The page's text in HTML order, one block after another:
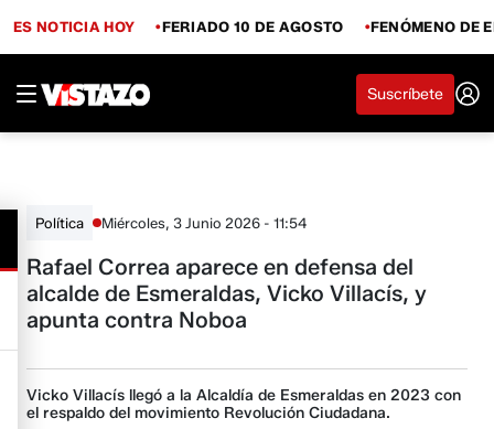
ES NOTICIA HOY FERIADO 10 DE AGOSTO FENÓMENO DE
Suscríbete
Política Miércoles, 3 Junio 2026 - 11:54
Rafael Correa aparece en defensa del
alcalde de Esmeraldas, Vicko Villacís, y
apunta contra Noboa
Vicko Villacís llegó a la Alcaldía de Esmeraldas en 2023 con
el respaldo del movimiento Revolución Ciudadana.